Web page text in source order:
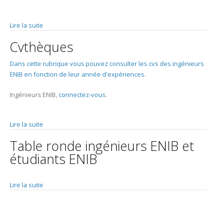
Lire la suite
Cvthèques
Dans cette rubrique vous pouvez consulter les cvs des ingénieurs
ENIB en fonction de leur année d'expériences.
Ingénieurs ENIB,connectez-vous.
Lire la suite
Table ronde ingénieurs ENIB et
étudiants ENIB
Lire la suite